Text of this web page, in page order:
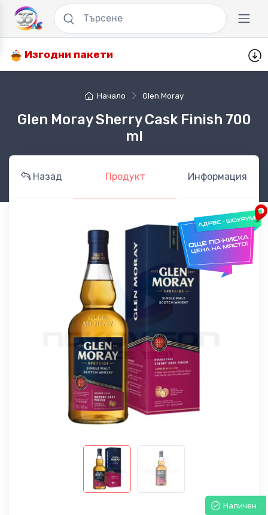
Изгодни пакети
Начало Glen Moray
Glen Moray Sherry Cask Finish 700
ml
Назад Продукт Информация
Наличен